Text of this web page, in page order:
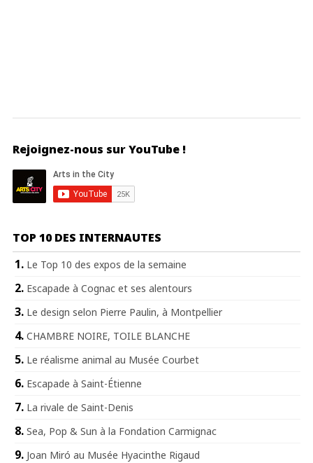
Rejoignez-nous sur YouTube !
TOP 10 DES INTERNAUTES
Le Top 10 des expos de la semaine
Escapade à Cognac et ses alentours
Le design selon Pierre Paulin, à Montpellier
CHAMBRE NOIRE, TOILE BLANCHE
Le réalisme animal au Musée Courbet
Escapade à Saint-Étienne
La rivale de Saint-Denis
Sea, Pop & Sun à la Fondation Carmignac
Joan Miró au Musée Hyacinthe Rigaud